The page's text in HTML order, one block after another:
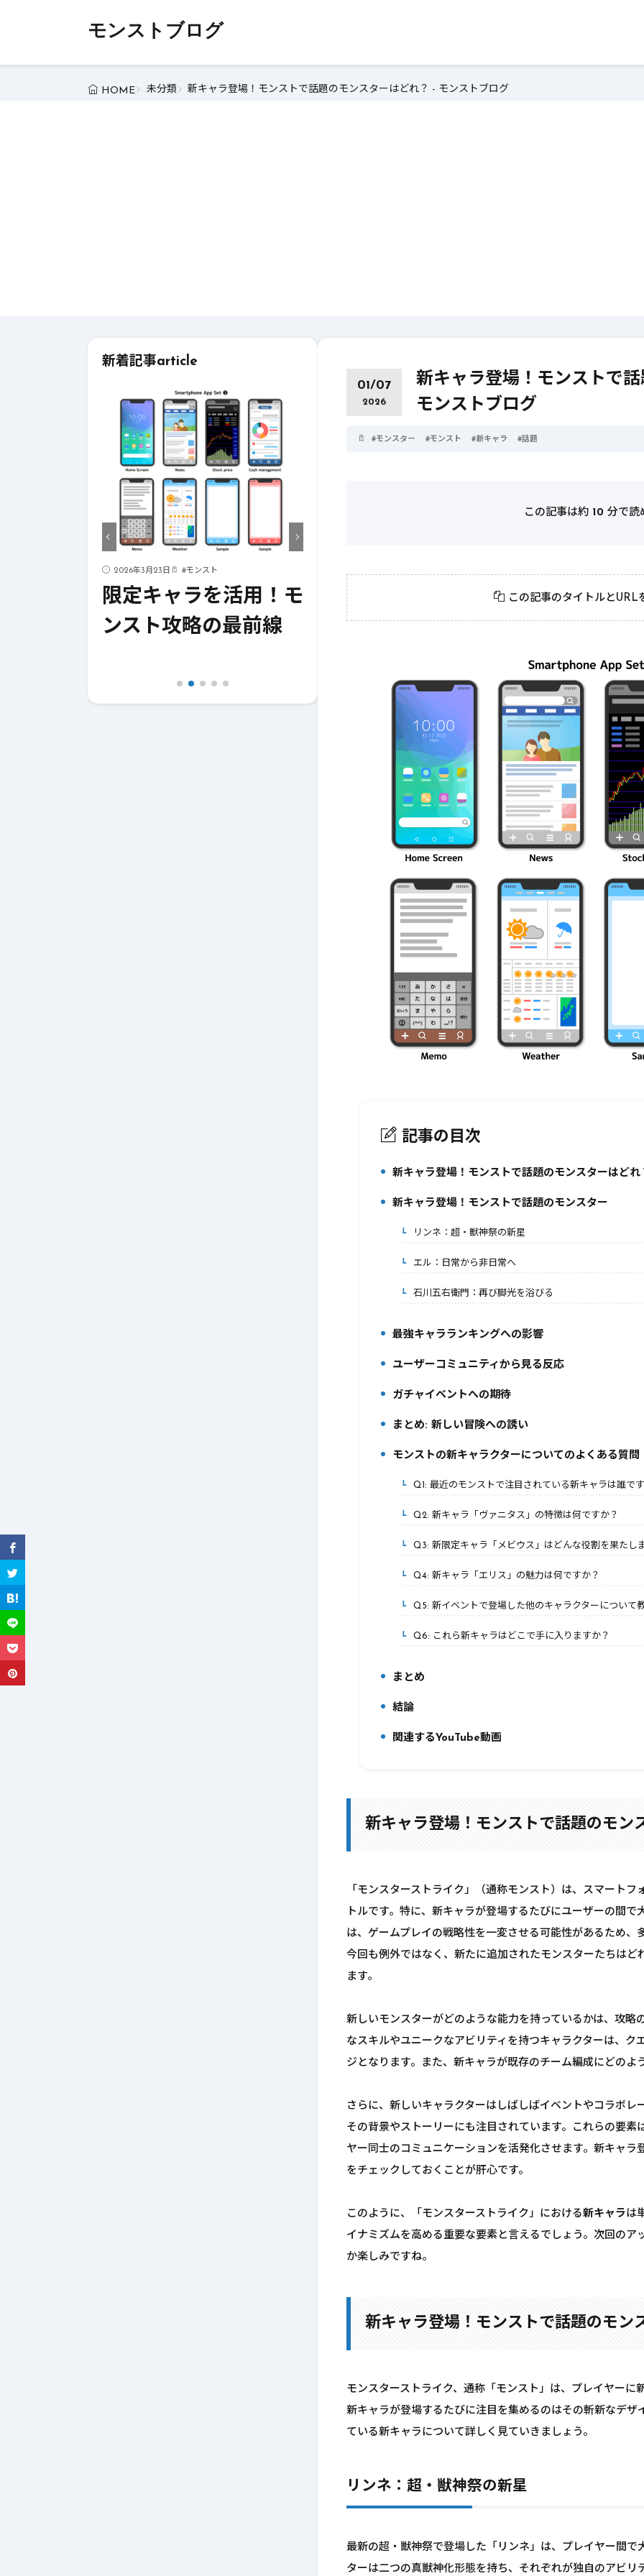
モンストブログ
HOME 未分類 新キャラ登場！モンストで話題のモンスターはどれ？ - モンストブログ
新着記事article
2026年3月23日 #モンスト
限定キャラを活用！モ
ンスト攻略の最前線
モンスト攻略に役立
つ！おすすめパーティ
絶対に知っ
モンスト攻
ク10選
01/07
2026
新キャラ登場！モンストで
モンストブログ
#モンスター #モンスト #新キャラ #話題
この記事は約 10 分で読
この記事のタイトルとURL
記事の目次
新キャラ登場！モンストで話題のモンスターはどれ
2.
新キャラ登場！モンストで話題のモンスター
2-1.リンネ：超・獣神祭の新星
2-2.エル：日常から非日常へ
2-3.石川五右衛門：再び脚光を浴びる
3.
最強キャラランキングへの影響
4.
ユーザーコミュニティから見る反応
5.
ガチャイベントへの期待
6.
まとめ: 新しい冒険への誘い
モンストの新キャラクターについてのよくある質問
7-1.Q1: 最近のモンストで注目されている新キャラは誰で
7-2.Q2: 新キャラ「ヴァニタス」の特徴は何ですか？
7-3.Q3: 新限定キャラ「メビウス」はどんな役割を果たし
7-4.Q4: 新キャラ「エリス」の魅力は何ですか？
7-5.Q5: 新イベントで登場した他のキャラクターについて
7-6.Q6: これら新キャラはどこで手に入りますか？
8.
まとめ
9.
結論
10.
関連するYouTube動画
新キャラ登場！モンストで話題のモン
「モンスターストライク」（通称モンスト）は、スマート
トルです。特に、新キャラが登場するたびにユーザーの間で
は、ゲームプレイの戦略性を一変させる可能性があるため、
今回も例外ではなく、新たに追加されたモンスターたちはど
ます。
新しいモンスターがどのような能力を持っているかは、攻略
なスキルやユニークなアビリティを持つキャラクターは、ク
ジとなります。また、新キャラが既存のチーム編成にどのよ
さらに、新しいキャラクターはしばしばイベントやコラボ
その背景やストーリーにも注目されています。これらの要素
ヤー同士のコミュニケーションを活発化させます。新キャラ
をチェックしておくことが肝心です。
このように、「モンスターストライク」における新キャラ は
イナミズムを高める重要な要素と言えるでしょう。次回のア
か楽しみですね。
新キャラ登場！モンストで話題のモン
モンスターストライク、通称「モンスト」は、プレイヤーに
新キャラが登場するたびに注目を集めるのはその斬新なデザ
ている新キャラについて詳しく見ていきましょう。
リンネ：超・獣神祭の新星
最新の超・獣神祭で登場した「リンネ」は、プレイヤー間で
ターは二つの真獣神化形態を持ち、それぞれが独自のアビリ